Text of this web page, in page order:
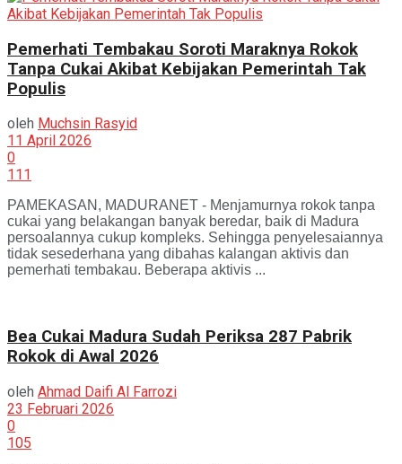
Pemerhati Tembakau Soroti Maraknya Rokok
Tanpa Cukai Akibat Kebijakan Pemerintah Tak
Populis
oleh Muchsin Rasyid
11 April 2026
0
111
PAMEKASAN, MADURANET - Menjamurnya rokok tanpa
cukai yang belakangan banyak beredar, baik di Madura
persoalannya cukup kompleks. Sehingga penyelesaiannya
tidak sesederhana yang dibahas kalangan aktivis dan
pemerhati tembakau. Beberapa aktivis ...
Bea Cukai Madura Sudah Periksa 287 Pabrik
Rokok di Awal 2026
oleh Ahmad Daifi Al Farrozi
23 Februari 2026
0
105